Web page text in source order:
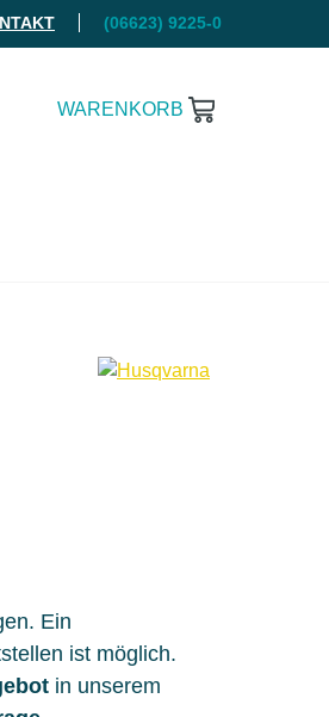
(06623) 9225-0
WARENKORB
Ein
ist möglich.
in unserem